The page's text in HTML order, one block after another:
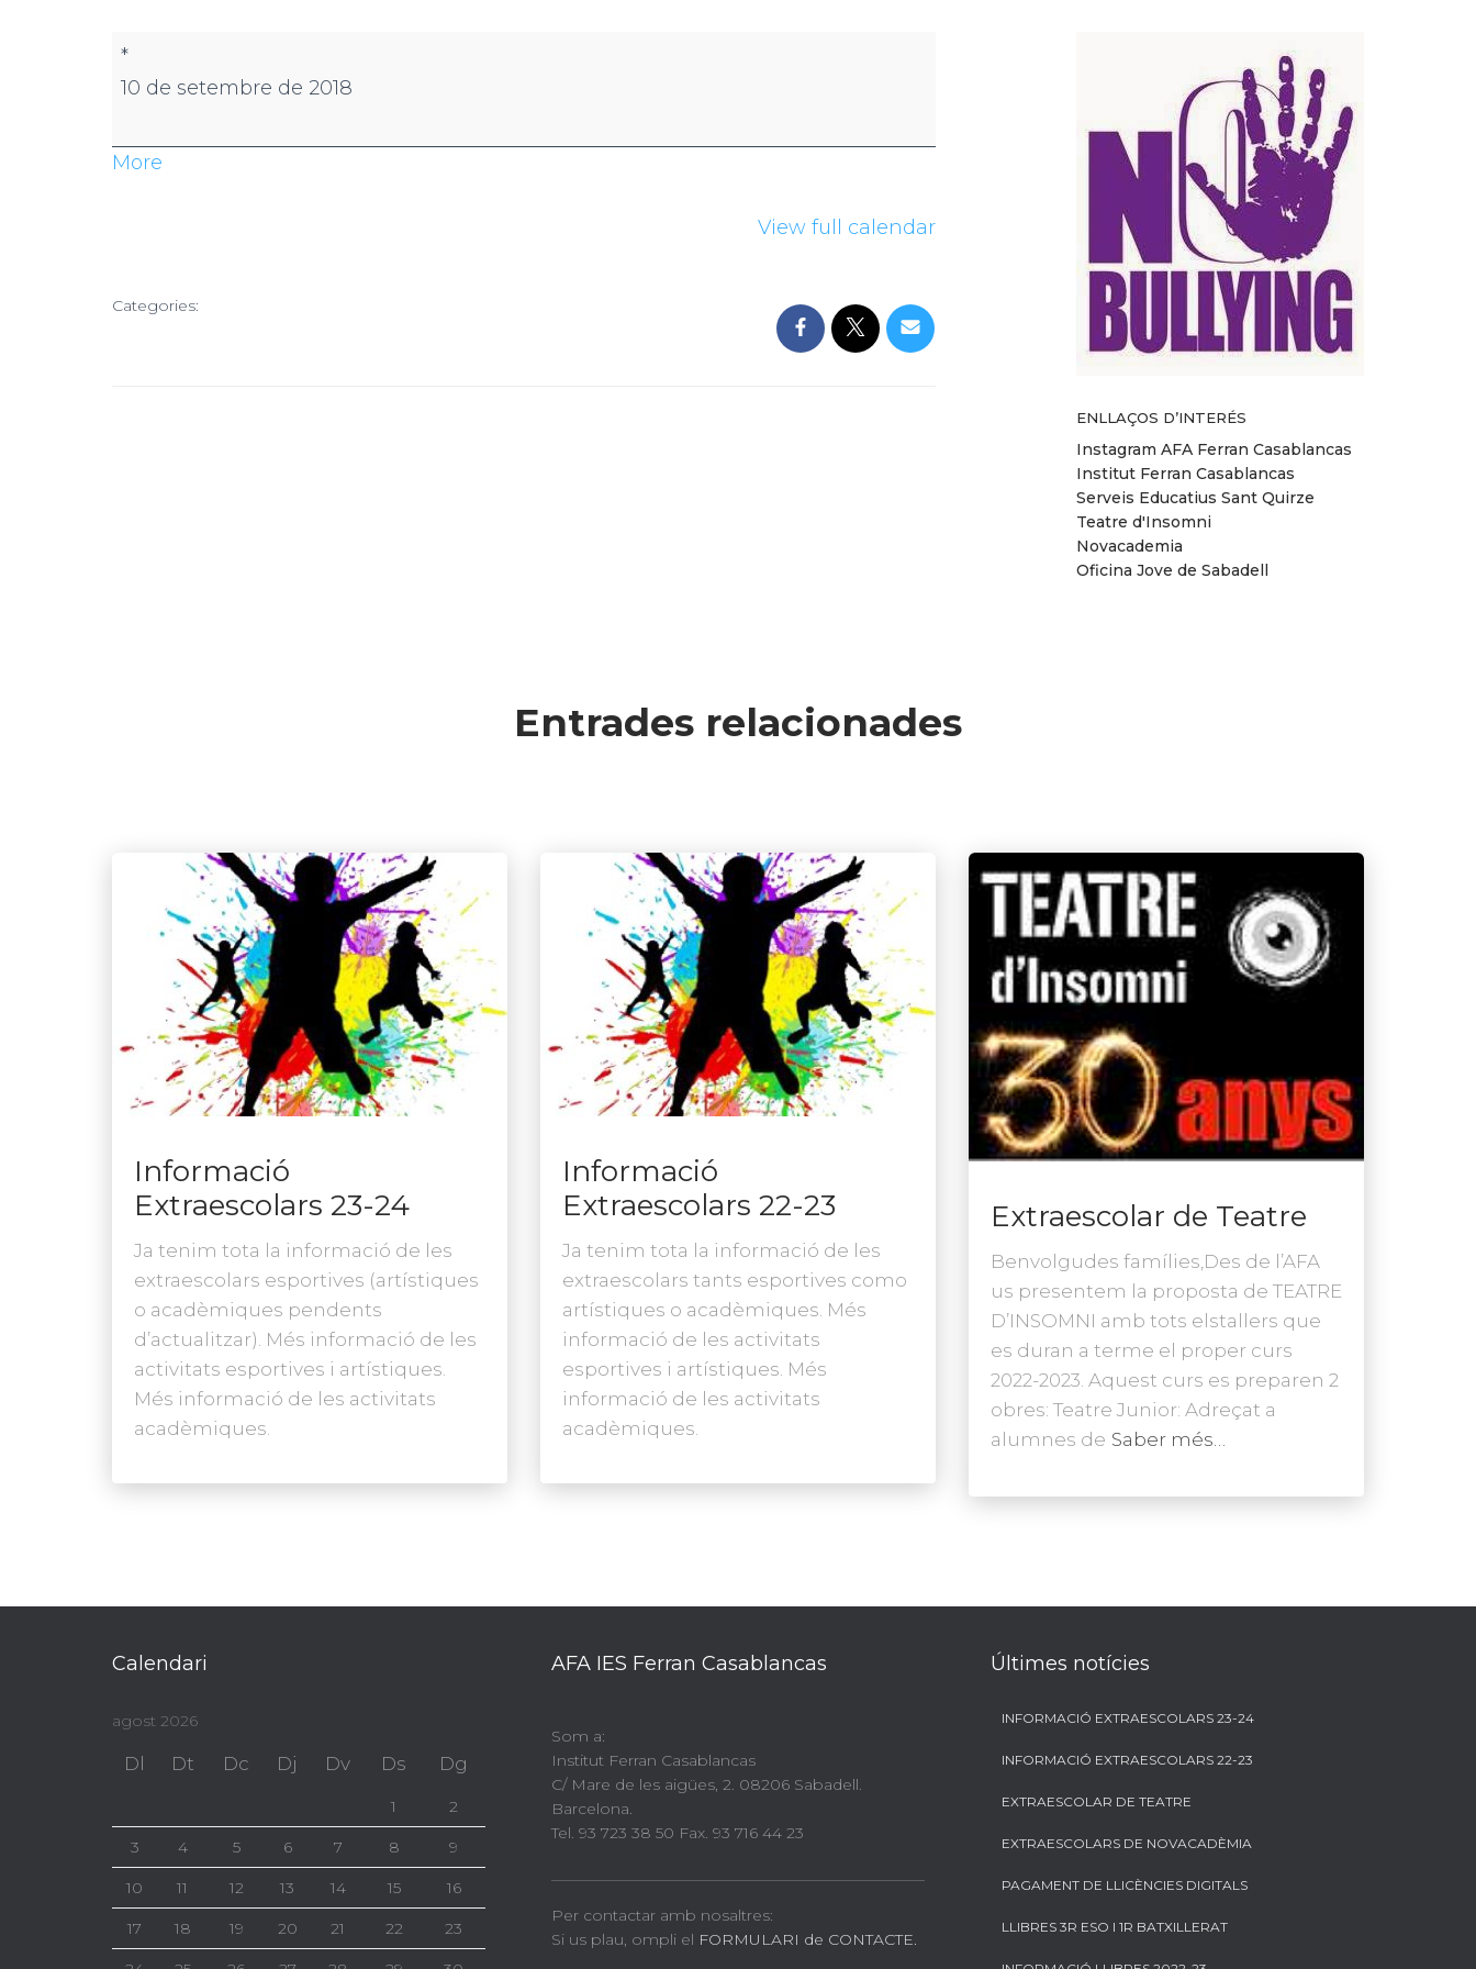
*
10 de setembre de 2018
More
View full calendar
Categories:
ENLLAÇOS D’INTERÉS
Instagram AFA Ferran Casablancas
Institut Ferran Casablancas
Serveis Educatius Sant Quirze
Teatre d'Insomni
Novacademia
Oficina Jove de Sabadell
Entrades relacionades
Informació
Extraescolars 23-24
Ja tenim tota la informació de les
extraescolars esportives (artístiques
o acadèmiques pendents
d’actualitzar). Més informació de les
activitats esportives i artístiques.
Més informació de les activitats
acadèmiques.
Informació
Extraescolars 22-23
Ja tenim tota la informació de les
extraescolars tants esportives como
artístiques o acadèmiques. Més
informació de les activitats
esportives i artístiques. Més
informació de les activitats
acadèmiques.
Extraescolar de Teatre
Benvolgudes famílies,Des de l’AFA
us presentem la proposta de TEATRE
D’INSOMNI amb tots elstallers que
es duran a terme el proper curs
2022-2023. Aquest curs es preparen 2
obres: Teatre Junior: Adreçat a
alumnes de Saber més…
Calendari
agost 2026
Dl Dt Dc Dj Dv Ds Dg
1 2
3 4 5 6 7 8 9
10 11 12 13 14 15 16
17 18 19 20 21 22 23
AFA IES Ferran Casablancas
Som a:
Institut Ferran Casablancas
C/ Mare de les aigües, 2. 08206 Sabadell.
Barcelona.
Tel. 93 723 38 50 Fax. 93 716 44 23
Per contactar amb nosaltres:
Si us plau, ompli el FORMULARI de CONTACTE.
Últimes notícies
INFORMACIÓ EXTRAESCOLARS 23-24
INFORMACIÓ EXTRAESCOLARS 22-23
EXTRAESCOLAR DE TEATRE
EXTRAESCOLARS DE NOVACADÈMIA
PAGAMENT DE LLICÈNCIES DIGITALS
LLIBRES 3R ESO I 1R BATXILLERAT